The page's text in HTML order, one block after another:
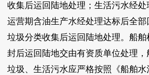
收集后运回陆地处理；生活污水经处
运营期含油生产水经处理达标后全
垃圾分类收集后运回陆地处理。船
封后运回陆地交由有资质单位处理
垃圾、生活污水应严格按照《船舶水